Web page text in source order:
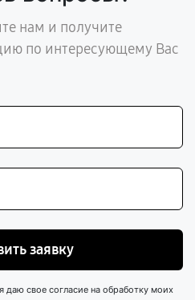
нам и получите
по интересующему Вас
заявку
даю свое согласие на обработку моих